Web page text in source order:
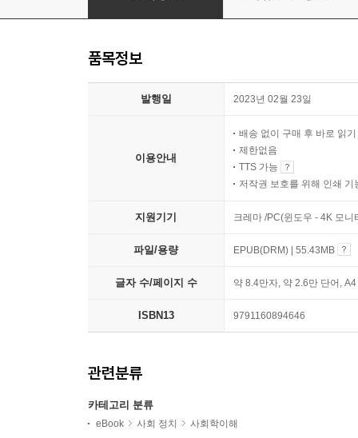
품목정보
발행일 2023년 02월 23일
이용안내
배송 없이 구매 후 바로 읽기
제한없음
TTS 가능
저작권 보호를 위해 인쇄 기
지원기기 크레마 /PC(윈도우 - 4K 모
파일/용량 EPUB(DRM) | 55.43MB
글자 수/페이지 수 약 8.4만자, 약 2.6만 단어,
ISBN13 9791160894646
관련분류
카테고리 분류
eBook 사회 정치 사회학이해